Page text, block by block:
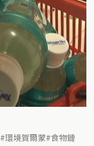
環境賀爾蒙 食物鏈